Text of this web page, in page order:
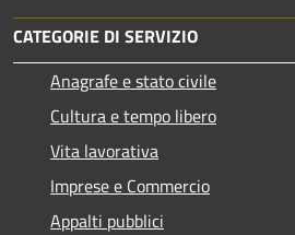
CATEGORIE DI SERVIZIO
Anagrafe e stato civile
Cultura e tempo libero
Vita lavorativa
Imprese e Commercio
Appalti pubblici